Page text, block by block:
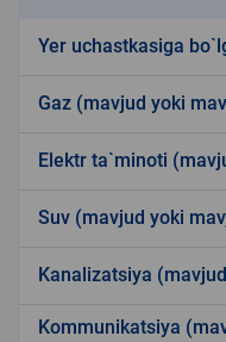
Yer uchastkasiga
Gaz (mavjud yoki
Elektr ta`minoti
Suv (mavjud yoki
Kanalizatsiya
Kommunikatsiya